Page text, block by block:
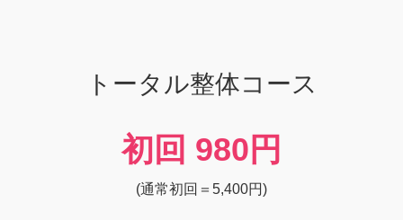
トータル整体コース
初回 980円
(通常初回＝5,400円)